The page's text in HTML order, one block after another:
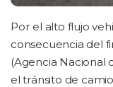
Por el alto flujo
consecuencia del
(Agencia Nacional
el tránsito de